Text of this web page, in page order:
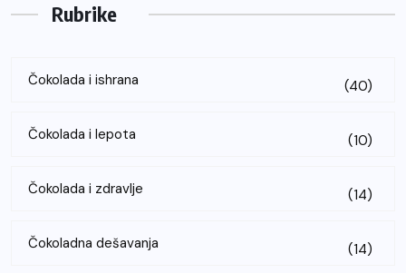
Rubrike
Čokolada i ishrana (40)
Čokolada i lepota (10)
Čokolada i zdravlje (14)
Čokoladna dešavanja (14)